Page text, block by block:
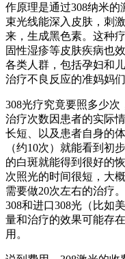
作原理是通过308纳米
束光线能深入皮肤，刺
来，生成黑色素。这种
固性湿疹等皮肤疾病也
各类人群，包括孕妇和
治疗不良反应的准妈妈
308光疗究竟要照多少次
治疗次数因患者的实际
长短、以及患者自身的
（约10次）就能看到初
的白斑就能得到很好的
次照光的时间很短，大
需要做20次左右的治疗
308和进口308光（比如
量和治疗的效果可能存
用。